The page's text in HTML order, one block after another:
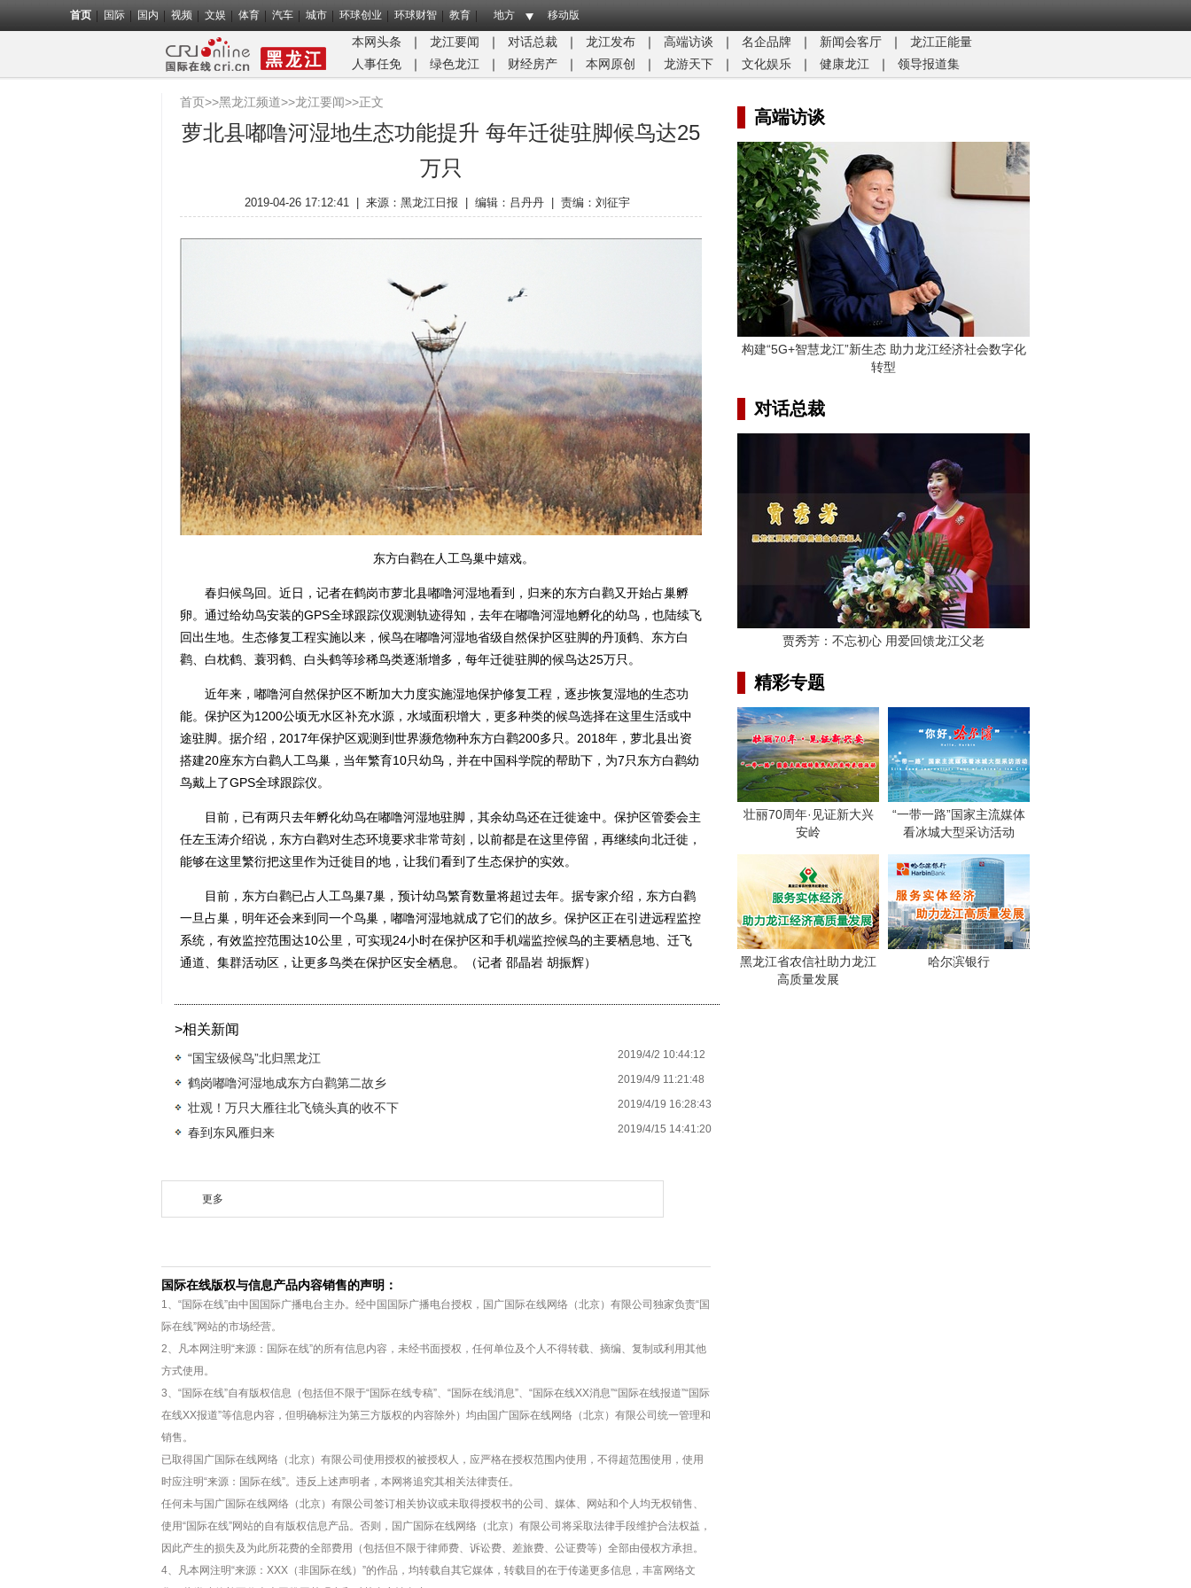
首页 国际 国内 视频 文娱 体育 汽车 城市 环球创业 环球财智 教育 地方 移动版
本网头条 ｜ 龙江要闻 ｜ 对话总裁 ｜ 龙江发布 ｜ 高端访谈 ｜ 名企品牌 ｜ 新闻会客厅 ｜
龙江正能量​
人事任免
｜ 绿色龙江 ｜ 财经房产 ｜ 本网原创 ｜ 龙游天下 ｜ 文化娱乐 ｜ 健康龙江 ｜ 领导报道集
首页>>黑龙江频道>>龙江要闻>>正文
萝北县嘟噜河湿地生态功能提升 每年迁徙驻脚候鸟达25
万只
2019-04-26 17:12:41 来源： 黑龙江日报 编辑：吕丹丹 责编：刘征宇
东方白鹳在人工鸟巢中嬉戏。
春归候鸟回。近日，记者在鹤岗市萝北县嘟噜河湿地看到，归来的东方白鹳又开始占巢孵
卵。通过给幼鸟安装的GPS全球跟踪仪观测轨迹得知，去年在嘟噜河湿地孵化的幼鸟，也陆续飞
回出生地。生态修复工程实施以来，候鸟在嘟噜河湿地省级自然保护区驻脚的丹顶鹤、东方白
鹳、白枕鹤、蓑羽鹤、白头鹤等珍稀鸟类逐渐增多，每年迁徙驻脚的候鸟达25万只。
近年来，嘟噜河自然保护区不断加大力度实施湿地保护修复工程，逐步恢复湿地的生态功
能。保护区为1200公顷无水区补充水源，水域面积增大，更多种类的候鸟选择在这里生活或中
途驻脚。据介绍，2017年保护区观测到世界濒危物种东方白鹳200多只。2018年，萝北县出资
搭建20座东方白鹳人工鸟巢，当年繁育10只幼鸟，并在中国科学院的帮助下，为7只东方白鹳幼
鸟戴上了GPS全球跟踪仪。
目前，已有两只去年孵化幼鸟在嘟噜河湿地驻脚，其余幼鸟还在迁徙途中。保护区管委会主
任左玉涛介绍说，东方白鹳对生态环境要求非常苛刻，以前都是在这里停留，再继续向北迁徙，
能够在这里繁衍把这里作为迁徙目的地，让我们看到了生态保护的实效。
目前，东方白鹳已占人工鸟巢7巢，预计幼鸟繁育数量将超过去年。据专家介绍，东方白鹳
一旦占巢，明年还会来到同一个鸟巢，嘟噜河湿地就成了它们的故乡。保护区正在引进远程监控
系统，有效监控范围达10公里，可实现24小时在保护区和手机端监控候鸟的主要栖息地、迁飞
通道、集群活动区，让更多鸟类在保护区安全栖息。（记者 邵晶岩 胡振辉）
>相关新闻
“国宝级候鸟”北归黑龙江 2019/4/2 10:44:12
鹤岗嘟噜河湿地成东方白鹳第二故乡 2019/4/9 11:21:48
壮观！万只大雁往北飞镜头真的收不下 2019/4/19 16:28:43
春到东风雁归来 2019/4/15 14:41:20
更多
国际在线版权与信息产品内容销售的声明：
1、“国际在线”由中国国际广播电台主办。经中国国际广播电台授权，国广国际在线网络（北京）有限公司独家负责“国
际在线”网站的市场经营。
2、凡本网注明“来源：国际在线”的所有信息内容，未经书面授权，任何单位及个人不得转载、摘编、复制或利用其他
方式使用。
3、“国际在线”自有版权信息（包括但不限于“国际在线专稿”、“国际在线消息”、“国际在线XX消息”“国际在线报道”“国际
在线XX报道”等信息内容，但明确标注为第三方版权的内容除外）均由国广国际在线网络（北京）有限公司统一管理和
销售。
已取得国广国际在线网络（北京）有限公司使用授权的被授权人，应严格在授权范围内使用，不得超范围使用，使用
时应注明“来源：国际在线”。违反上述声明者，本网将追究其相关法律责任。
任何未与国广国际在线网络（北京）有限公司签订相关协议或未取得授权书的公司、媒体、网站和个人均无权销售、
使用“国际在线”网站的自有版权信息产品。否则，国广国际在线网络（北京）有限公司将采取法律手段维护合法权益，
因此产生的损失及为此所花费的全部费用（包括但不限于律师费、诉讼费、差旅费、公证费等）全部由侵权方承担。
4、凡本网注明“来源：XXX（非国际在线）”的作品，均转载自其它媒体，转载目的在于传递更多信息，丰富网络文
高端访谈
构建“5G+智慧龙江”新生态 助力龙江经济社会数字化
转型
对话总裁
贾秀芳：不忘初心 用爱回馈龙江父老
精彩专题
壮丽70周年·见证新大兴
安岭
“一带一路”国家主流媒体
看冰城大型采访活动
黑龙江省农信社助力龙江
高质量发展
哈尔滨银行